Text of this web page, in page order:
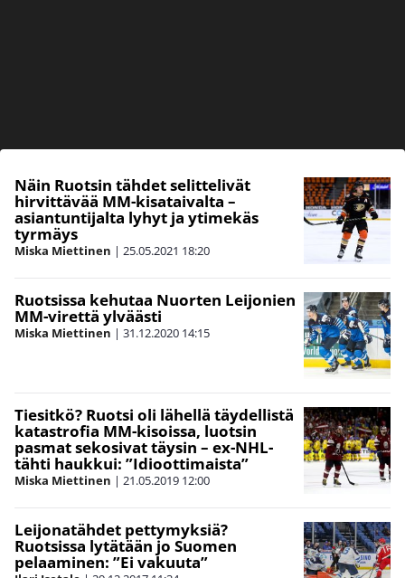
Näin Ruotsin tähdet selittelivät
hirvittävää MM-kisataivalta –
asiantuntijalta lyhyt ja ytimekäs
tyrmäys
Miska Miettinen | 25.05.2021 18:20
Ruotsissa kehutaa Nuorten Leijonien
MM-virettä ylväästi
Miska Miettinen | 31.12.2020 14:15
Tiesitkö? Ruotsi oli lähellä täydellistä
katastrofia MM-kisoissa, luotsin
pasmat sekosivat täysin – ex-NHL-
tähti haukkui: ”Idioottimaista”
Miska Miettinen | 21.05.2019 12:00
Leijonatähdet pettymyksiä?
Ruotsissa lytätään jo Suomen
pelaaminen: ”Ei vakuuta”